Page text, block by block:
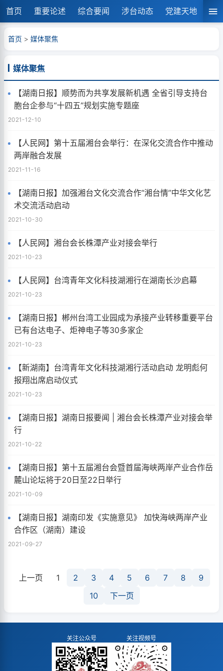
首页 重要论述 综合要闻 涉台动态 党建天地 湘
首页 > 媒体聚焦
媒体聚焦
【湖南日报】顺势而为共享发展新机遇 全省引导支持台
胞台企参与“十四五”规划实施专题座
2021-12-10
【人民网】第十五届湘台会举行：在深化交流合作中推动
两岸融合发展
2021-11-16
【湖南日报】加强湘台文化交流合作“湘台情”中华文化艺
术交流活动启动
2021-10-30
【人民网】湘台会长株潭产业对接会举行
2021-10-23
【人民网】台湾青年文化科技湖湘行在湖南长沙启幕
2021-10-23
【湖南日报】郴州台湾工业园成为承接产业转移重要平台
已有台达电子、炬神电子等30多家企
2021-10-23
【新湖南】台湾青年文化科技湖湘行活动启动 龙明彪何
报翔出席启动仪式
2021-10-23
【湖南日报】湖南日报要闻 | 湘台会长株潭产业对接会举
行
2021-10-22
【湖南日报】第十五届湘台会暨首届海峡两岸产业合作岳
麓山论坛将于20日至22日举行
2021-10-09
【湖南日报】湖南印发《实施意见》 加快海峡两岸产业
合作区（湖南）建设
2021-09-27
上一页 1 2 3 4 5 6 7 8
9
10
下一页
关注公众号 关注视频号